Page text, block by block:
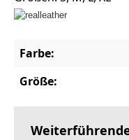
Farbe:
Größe: